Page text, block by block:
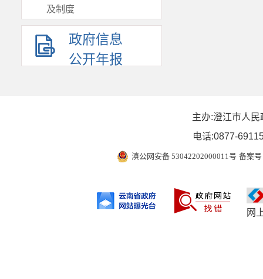
及制度
政府信息
公开年报
主办:澄江市人民
电话:0877-
滇公网安备 53042202000011号 备案号
网